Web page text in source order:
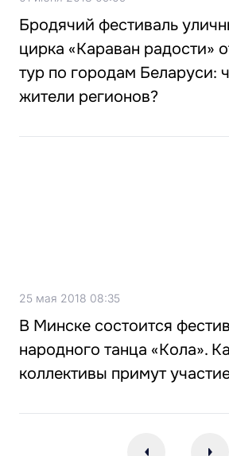
Бродячий фестиваль
цирка «Караван радости»
тур по городам Беларуси:
жители регионов?
25 мая 2018 08:35
В Минске состоится
народного танца «Кола».
коллективы примут